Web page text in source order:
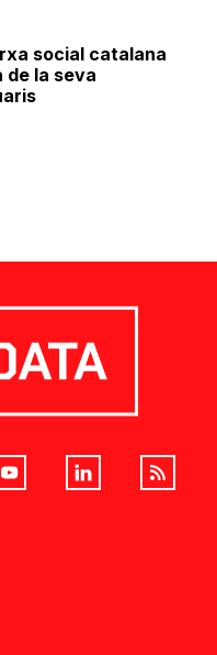
social catalana
de la seva